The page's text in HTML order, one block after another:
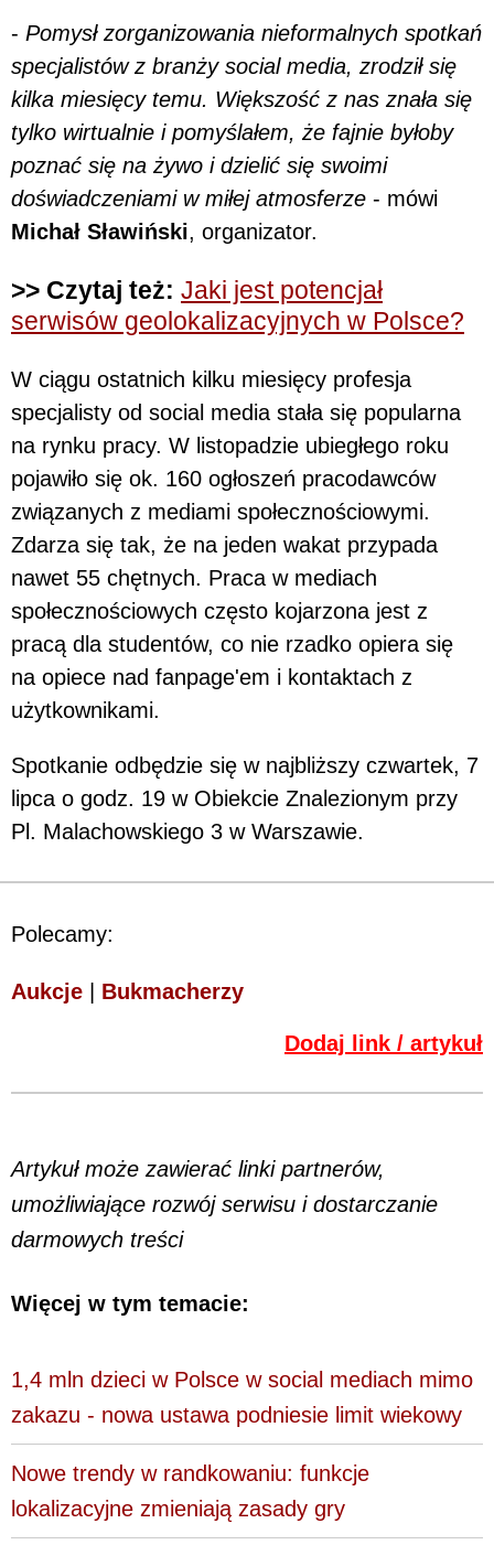
- Pomysł zorganizowania nieformalnych spotkań
specjalistów z branży social media, zrodził się
kilka miesięcy temu. Większość z nas znała się
tylko wirtualnie i pomyślałem, że fajnie byłoby
poznać się na żywo i dzielić się swoimi
doświadczeniami w miłej atmosferze - mówi
Michał Sławiński, organizator.
>> Czytaj też: Jaki jest potencjał
serwisów geolokalizacyjnych w Polsce?
W ciągu ostatnich kilku miesięcy profesja
specjalisty od social media stała się popularna
na rynku pracy. W listopadzie ubiegłego roku
pojawiło się ok. 160 ogłoszeń pracodawców
związanych z mediami społecznościowymi.
Zdarza się tak, że na jeden wakat przypada
nawet 55 chętnych. Praca w mediach
społecznościowych często kojarzona jest z
pracą dla studentów, co nie rzadko opiera się
na opiece nad fanpage'em i kontaktach z
użytkownikami.
Spotkanie odbędzie się w najbliższy czwartek, 7
lipca o godz. 19 w Obiekcie Znalezionym przy
Pl. Malachowskiego 3 w Warszawie.
Polecamy:
Aukcje | Bukmacherzy
Dodaj link / artykuł
Artykuł może zawierać linki partnerów,
umożliwiające rozwój serwisu i dostarczanie
darmowych treści
Więcej w tym temacie:
1,4 mln dzieci w Polsce w social mediach mimo
zakazu - nowa ustawa podniesie limit wiekowy
Nowe trendy w randkowaniu: funkcje
lokalizacyjne zmieniają zasady gry